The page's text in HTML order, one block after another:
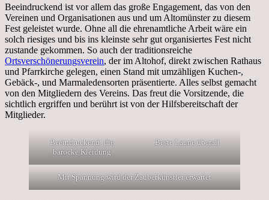
Beeindruckend ist vor allem das große Engagement, das von den
Vereinen und Organisationen aus und um Altomünster zu diesem
Fest geleistet wurde. Ohne all die ehrenamtliche Arbeit wäre ein
solch riesiges und bis ins kleinste sehr gut organisiertes Fest nicht
zustande gekommen. So auch der traditionsreiche
Ortsverschönerungsverein, der im Altohof, direkt zwischen Rathaus
und Pfarrkirche gelegen, einen Stand mit umzähligen Kuchen-,
Gebäck-, und Marmaledensorten präsentierte. Alles selbst gemacht
von den Mitgliedern des Vereins. Das freut die Vorsitzende, die
sichtlich ergriffen und berührt ist von der Hilfsbereitschaft der
Mitglieder.
Beeindruckend: die
barocke Kleidung
Beste Laune überall
Mit Spannung wird der Zauberkünstler erwartet